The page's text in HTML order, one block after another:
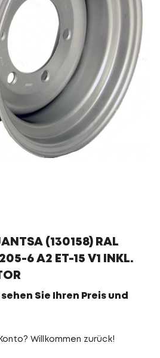
(130158) RAL
6 A2 ET-15 V1 INKL.
Sie Ihren Preis und
Willkommen zurück!